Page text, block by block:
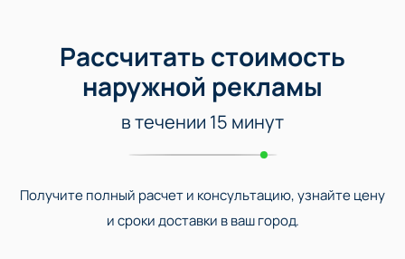
Рассчитать стоимость
наружной рекламы
в течении 15 минут
Получите полный расчет и консультацию, узнайте цену
и сроки доставки в ваш город.